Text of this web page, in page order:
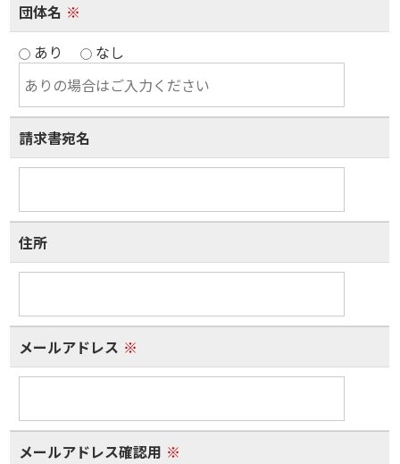
団体名 ※
あり
なし
請求書宛名
住所
メールアドレス ※
メールアドレス確認用 ※